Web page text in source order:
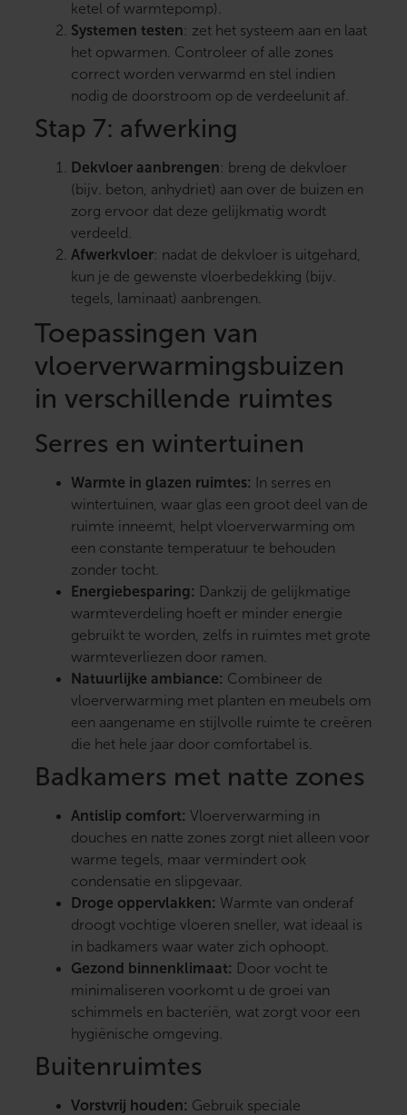
ketel of warmtepomp).
Systemen testen: zet het systeem aan en laat
het opwarmen. Controleer of alle zones
correct worden verwarmd en stel indien
nodig de doorstroom op de verdeelunit af.
Stap 7: afwerking
Dekvloer aanbrengen: breng de dekvloer
(bijv. beton, anhydriet) aan over de buizen en
zorg ervoor dat deze gelijkmatig wordt
verdeeld.
Afwerkvloer: nadat de dekvloer is uitgehard,
kun je de gewenste vloerbedekking (bijv.
tegels, laminaat) aanbrengen.
Toepassingen van
vloerverwarmingsbuizen
in verschillende ruimtes
Serres en wintertuinen
Warmte in glazen ruimtes:
In serres en
wintertuinen, waar glas een groot deel van de
ruimte inneemt, helpt vloerverwarming om
een constante temperatuur te behouden
zonder tocht.
Energiebesparing: Dankzij de gelijkmatige
warmteverdeling hoeft er minder energie
gebruikt te worden, zelfs in ruimtes met grote
warmteverliezen door ramen.
Natuurlijke ambiance: Combineer de
vloerverwarming met planten en meubels om
een aangename en stijlvolle ruimte te creëren
die het hele jaar door comfortabel is.
Badkamers met natte zones
Antislip comfort: Vloerverwarming in
douches en natte zones zorgt niet alleen voor
warme tegels, maar vermindert ook
condensatie en slipgevaar.
Droge oppervlakken: Warmte van onderaf
droogt vochtige vloeren sneller, wat ideaal is
in badkamers waar water zich ophoopt.
Gezond binnenklimaat: Door vocht te
minimaliseren voorkomt u de groei van
schimmels en bacteriën, wat zorgt voor een
hygiënische omgeving.
Buitenruimtes
Vorstvrij houden: Gebruik speciale